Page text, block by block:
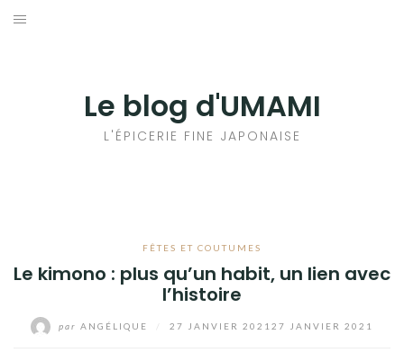
Aller
Le blog d'UMAMI
L'ÉPICERIE FINE JAPONAISE
FÊTES ET COUTUMES
Le kimono : plus qu’un habit, un lien avec
l’histoire
par ANGÉLIQUE 27 JANVIER 2021 27 JANVIER 2021